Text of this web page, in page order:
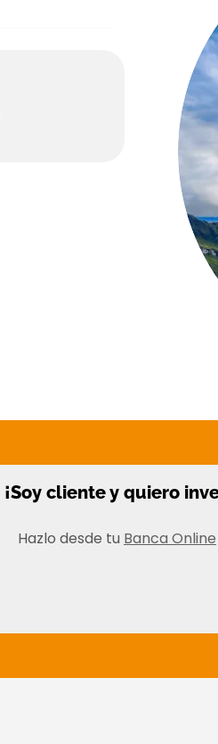
¡Soy cliente y quiero
Hazlo desde tu Banca Online